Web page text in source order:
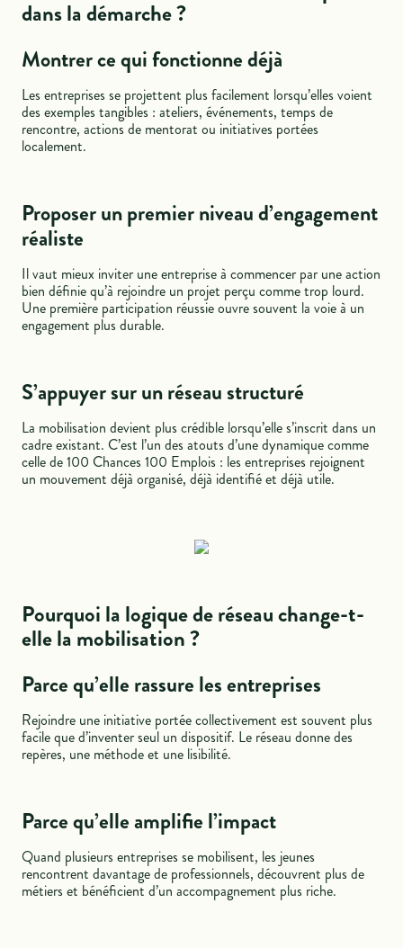
dans la démarche ?
Montrer ce qui fonctionne déjà
Les entreprises se projettent plus facilement lorsqu’elles voient
des exemples tangibles : ateliers, événements, temps de
rencontre, actions de mentorat ou initiatives portées
localement.
Proposer un premier niveau d’engagement
réaliste
Il vaut mieux inviter une entreprise à commencer par une action
bien définie qu’à rejoindre un projet perçu comme trop lourd.
Une première participation réussie ouvre souvent la voie à un
engagement plus durable.
S’appuyer sur un réseau structuré
La mobilisation devient plus crédible lorsqu’elle s’inscrit dans un
cadre existant. C’est l’un des atouts d’une dynamique comme
celle de 100 Chances 100 Emplois : les entreprises rejoignent
un mouvement déjà organisé, déjà identifié et déjà utile.
Pourquoi la logique de réseau change-t-
elle la mobilisation ?
Parce qu’elle rassure les entreprises
Rejoindre une initiative portée collectivement est souvent plus
facile que d’inventer seul un dispositif. Le réseau donne des
repères, une méthode et une lisibilité.
Parce qu’elle amplifie l’impact
Quand plusieurs entreprises se mobilisent, les jeunes
rencontrent davantage de professionnels, découvrent plus de
métiers et bénéficient d’un accompagnement plus riche.